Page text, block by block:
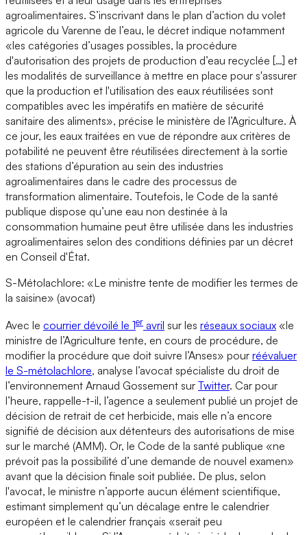
agroalimentaires. S’inscrivant dans le plan d’action du volet
agricole du Varenne de l’eau, le décret indique notamment
«les catégories d’usages possibles, la procédure
d'autorisation des projets de production d’eau recyclée […] et
les modalités de surveillance à mettre en place pour s'assurer
que la production et l'utilisation des eaux réutilisées sont
compatibles avec les impératifs en matière de sécurité
sanitaire des aliments», précise le ministère de l’Agriculture. À
ce jour, les eaux traitées en vue de répondre aux critères de
potabilité ne peuvent être réutilisées directement à la sortie
des stations d’épuration au sein des industries
agroalimentaires dans le cadre des processus de
transformation alimentaire. Toutefois, le Code de la santé
publique dispose qu’une eau non destinée à la
consommation humaine peut être utilisée dans les industries
agroalimentaires selon des conditions définies par un décret
en Conseil d'État.
S-Métolachlore: «Le ministre tente de modifier les termes de
la saisine» (avocat)
Avec le courrier dévoilé le 1er avril sur les réseaux sociaux «le
ministre de l’Agriculture tente, en cours de procédure, de
modifier la procédure que doit suivre l’Anses» pour réévaluer
le S-métolachlore, analyse l’avocat spécialiste du droit de
l’environnement Arnaud Gossement sur Twitter. Car pour
l’heure, rappelle-t-il, l’agence a seulement publié un projet de
décision de retrait de cet herbicide, mais elle n’a encore
signifié de décision aux détenteurs des autorisations de mise
sur le marché (AMM). Or, le Code de la santé publique «ne
prévoit pas la possibilité d’une demande de nouvel examen»
avant que la décision finale soit publiée. De plus, selon
l'avocat, le ministre n’apporte aucun élément scientifique,
estimant simplement qu’un décalage entre le calendrier
européen et le calendrier français «serait peu